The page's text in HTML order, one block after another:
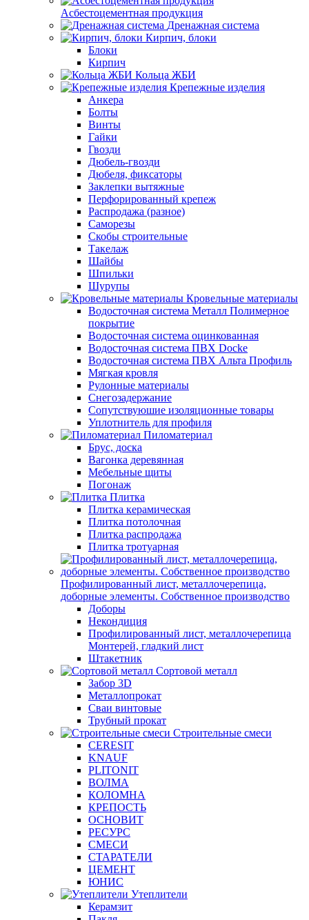
Асбестоцементная продукция
Дренажная система
Кирпич, блоки
Блоки
Кирпич
Кольца ЖБИ
Крепежные изделия
Анкера
Болты
Винты
Гайки
Гвозди
Дюбель-гвозди
Дюбеля, фиксаторы
Заклепки вытяжные
Перфорированный крепеж
Распродажа (разное)
Саморезы
Скобы строительные
Такелаж
Шайбы
Шпильки
Шурупы
Кровельные материалы
Водосточная система Металл Полимерное
покрытие
Водосточная система оцинкованная
Водосточная система ПВХ Docke
Водосточная система ПВХ Альта Профиль
Мягкая кровля
Рулонные материалы
Снегозадержание
Сопутствуюшие изоляционные товары
Уплотнитель для профиля
Пиломатериал
Брус, доска
Вагонка деревянная
Мебельные щиты
Погонаж
Плитка
Плитка керамическая
Плитка потолочная
Плитка распродажа
Плитка тротуарная
Профилированный лист, металлочерепица,
доборные элементы. Собственное производство
Доборы
Некондиция
Профилированный лист, металлочерепица
Монтерей, гладкий лист
Штакетник
Сортовой металл
Забор 3D
Металлопрокат
Сваи винтовые
Трубный прокат
Строительные смеси
CERESIT
KNAUF
PLITONIT
ВОЛМА
КОЛОМНА
КРЕПОСТЬ
ОСНОВИТ
РЕСУРС
СМЕСИ
СТАРАТЕЛИ
ЦЕМЕНТ
ЮНИС
Утеплители
Керамзит